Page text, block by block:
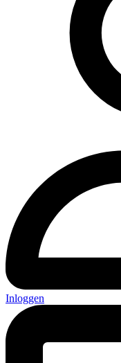
Inloggen